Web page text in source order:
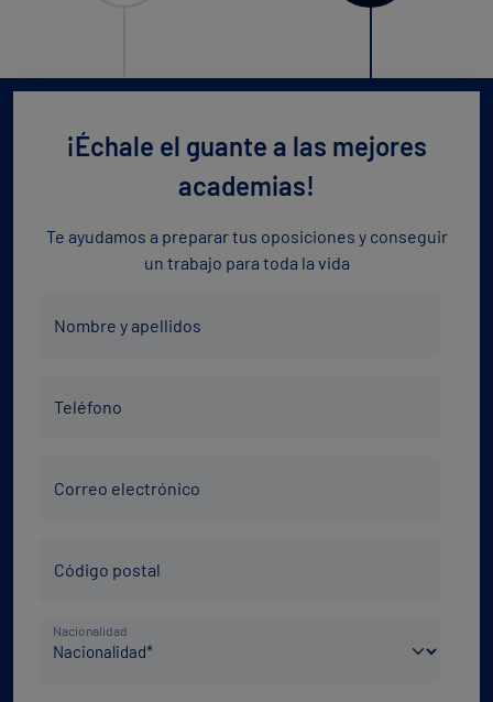
¡Échale el guante a las mejores
academias!
Te ayudamos a preparar tus oposiciones y conseguir
un trabajo para toda la vida
Nombre y apellidos
Teléfono
electrónico
Correo electrónico
Postal
Código postal
País
de
Nacionalidad